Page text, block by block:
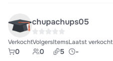
chupachups05
Verkocht
0
Volgers
0
Items
5
Laatst verkocht
-